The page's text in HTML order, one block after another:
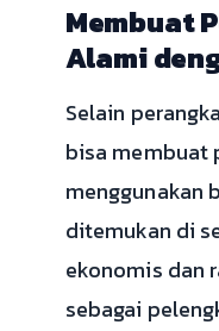
Membuat
Alami
Selain
bisa membuat
menggunakan
ditemukan di
ekonomis dan
sebagai